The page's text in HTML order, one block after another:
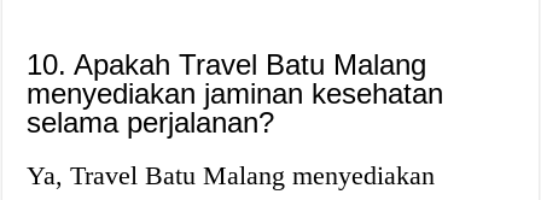
10. Apakah Travel Batu Malang
menyediakan jaminan kesehatan
selama perjalanan?
Ya, Travel Batu Malang menyediakan